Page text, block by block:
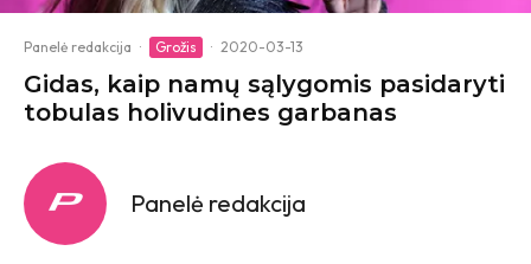
Panelė redakcija · Grožis · 2020-03-13
Gidas, kaip namų sąlygomis pasidaryti
tobulas holivudines garbanas
Panelė redakcija